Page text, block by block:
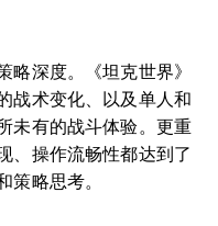
略深度。《坦克世界》
战术变化、以及单人和
未有的战斗体验。更重
、操作流畅性都达到了
策略思考。